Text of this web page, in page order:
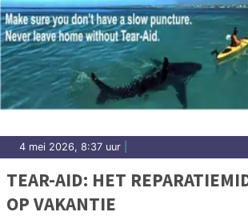
4 mei 2026, 8:37 uur
TEAR-AID: HET
OP VAKANTIE